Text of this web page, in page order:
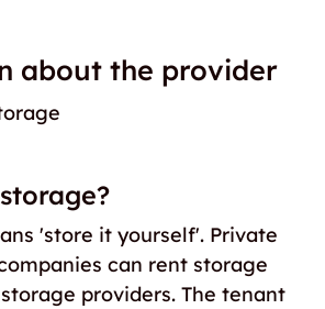
about the provider
'store it yourself'. Private
can rent storage
providers. The tenant